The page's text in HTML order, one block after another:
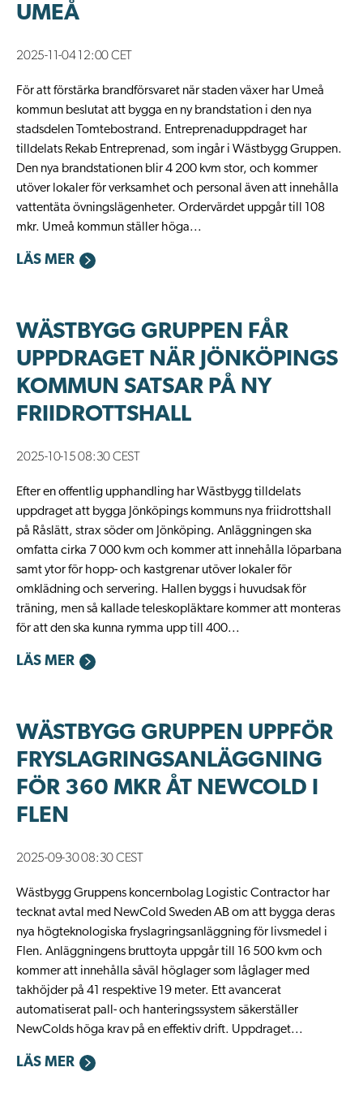
UMEÅ
2025-11-04 12:00 CET
För att förstärka brandförsvaret när staden växer har Umeå
kommun beslutat att bygga en ny brandstation i den nya
stadsdelen Tomtebostrand. Entreprenaduppdraget har
tilldelats Rekab Entreprenad, som ingår i Wästbygg Gruppen.
Den nya brandstationen blir 4 200 kvm stor, och kommer
utöver lokaler för verksamhet och personal även att innehålla
vattentäta övningslägenheter. Ordervärdet uppgår till 108
mkr. Umeå kommun ställer höga...
LÄS MER
WÄSTBYGG GRUPPEN FÅR
UPPDRAGET NÄR JÖNKÖPINGS
KOMMUN SATSAR PÅ NY
FRIIDROTTSHALL
2025-10-15 08:30 CEST
Efter en offentlig upphandling har Wästbygg tilldelats
uppdraget att bygga Jönköpings kommuns nya friidrottshall
på Råslätt, strax söder om Jönköping. Anläggningen ska
omfatta cirka 7 000 kvm och kommer att innehålla löparbana
samt ytor för hopp- och kastgrenar utöver lokaler för
omklädning och servering. Hallen byggs i huvudsak för
träning, men så kallade teleskopläktare kommer att monteras
för att den ska kunna rymma upp till 400...
LÄS MER
WÄSTBYGG GRUPPEN UPPFÖR
FRYSLAGRINGSANLÄGGNING
FÖR 360 MKR ÅT NEWCOLD I
FLEN
2025-09-30 08:30 CEST
Wästbygg Gruppens koncernbolag Logistic Contractor har
tecknat avtal med NewCold Sweden AB om att bygga deras
nya högteknologiska fryslagringsanläggning för livsmedel i
Flen. Anläggningens bruttoyta uppgår till 16 500 kvm och
kommer att innehålla såväl höglager som låglager med
takhöjder på 41 respektive 19 meter. Ett avancerat
automatiserat pall- och hanteringssystem säkerställer
NewColds höga krav på en effektiv drift. Uppdraget...
LÄS MER